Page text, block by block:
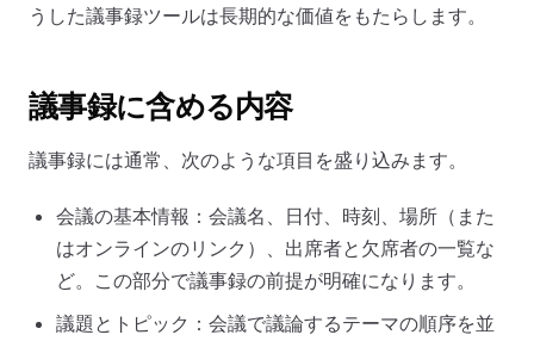
うした議事録ツールは長期的な価値をもたらします。
議事録に含める内容
議事録には通常、次のような項目を盛り込みます。
会議の基本情報：会議名、日付、時刻、場所（また
はオンラインのリンク）、出席者と欠席者の一覧な
ど。この部分で議事録の前提が明確になります。
議題とトピック：会議で議論するテーマの順序を並